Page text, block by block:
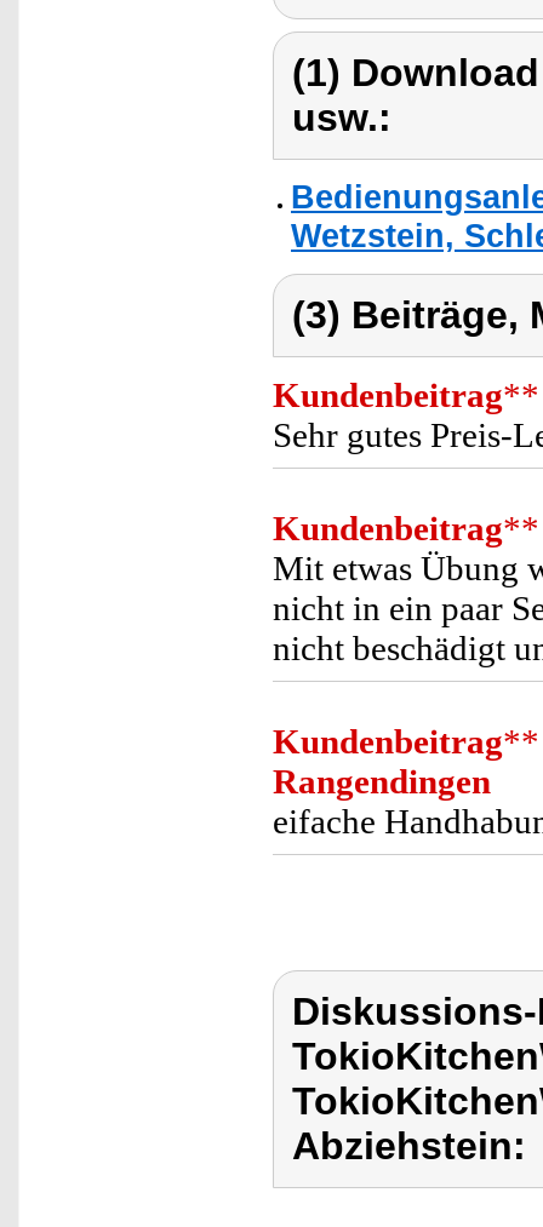
(1)
usw.:
Wetzstein,
(3) Beiträge,
Kundenbeitrag**
Sehr gutes Preis-
Kundenbeitrag**
Mit etwas Übung
nicht in ein paar
nicht beschädigt
Kundenbeitrag**
Rangendingen
eifache
Abziehstein: